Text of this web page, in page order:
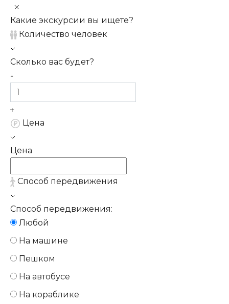
Какие экскурсии вы ищете?
Количество человек
Сколько вас будет?
Цена
Цена
Способ передвижения
Способ передвижения:
Любой
На машине
Пешком
На автобусе
На кораблике